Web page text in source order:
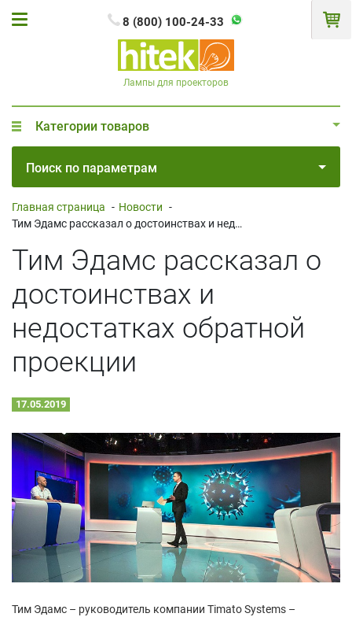
8 (800) 100-24-33
Лампы для проекторов
Категории товаров
Поиск по параметрам
Главная страница - Новости -
Тим Эдамс рассказал о достоинствах и недостатках обратной проекции
Тим Эдамс рассказал о
достоинствах и
недостатках обратной
проекции
17.05.2019
Тим Эдамс – руководитель компании Timato Systems –